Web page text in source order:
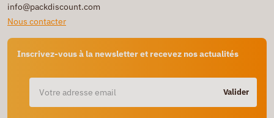
info@packdiscount.com
Nous contacter
Inscrivez-vous à la newsletter et recevez nos actualités
Valider